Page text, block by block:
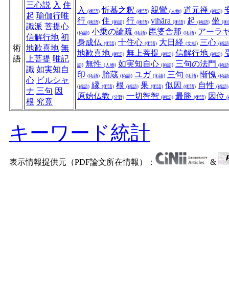
術
語
三心説 入 住
起 瑜伽行唯
識派 菩提心
信解行地 初
地歓喜地 無
上菩提 唯記
識 如実知自
心 ビルシャ
ナ 三句 因
根 究竟
入 (術語) 忻慕之釈 (術語) 親鸞 (人物) 道元禅 (術語)
行 (術語) 住 (術語) 行 (術語) vihāra (術語) 起 (術語) 坐 (術
(術語) 小乗の論疏 (術語) 毘婆舎那 (術語) アーラ
身成仏 (術語) 十住心 (術語) 大日経 (文献) 三心 (術
地歓喜地 (術語) 無上菩提 (術語) 信解行地 (術語)
語) 無性 (人物) 如実知自心 (術語) 三句の法門 (術
印 (術語) 胎蔵 (術語) ユガ (術語) 三句 (術語) 慚愧 (術
(術語) 縁 (術語) 根 (術語) 果 (術語) 似因 (術語) 自性 (術語)
原始仏教 (分野) 一切智智 (術語) 最勝 (術語) 因位 (
キーワード統計
表示情報提供元（PDF論文所在情報）： &